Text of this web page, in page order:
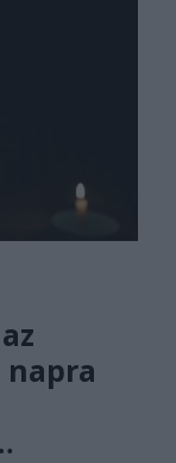
napra